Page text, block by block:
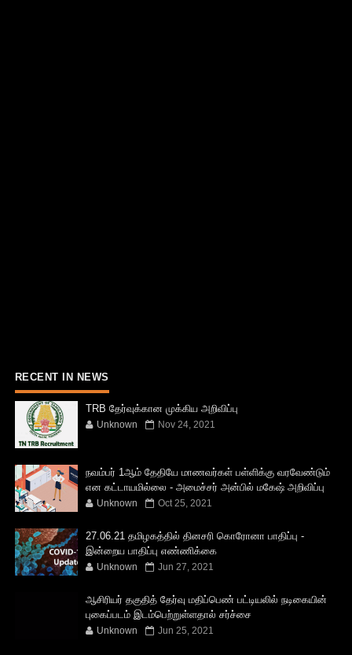
RECENT IN NEWS
TRB தேர்வுக்கான முக்கிய அறிவிப்பு
Unknown Nov 24, 2021
நவம்பர் 1ஆம் தேதியே மாணவர்கள் பள்ளிக்கு வரவேண்டும்
என கட்டாயமில்லை - அமைச்சர் அன்பில் மகேஷ் அறிவிப்பு
Unknown Oct 25, 2021
27.06.21 தமிழகத்தில் தினசரி கொரோனா பாதிப்பு -
இன்றைய பாதிப்பு எண்ணிக்கை
Unknown Jun 27, 2021
ஆசிரியர் தகுதித் தேர்வு மதிப்பெண் பட்டியலில் நடிகையின்
புகைப்படம் இடம்பெற்றுள்ளதால் சர்ச்சை
Unknown Jun 25, 2021